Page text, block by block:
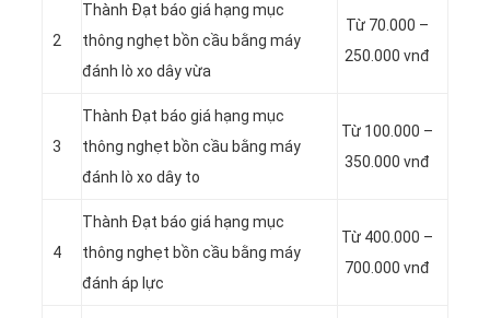
2
Thành Đạt báo giá hạng mục
thông nghẹt bồn cầu bằng máy
đánh lò xo dây vừa
Từ 70.000 –
250.000 vnđ
3
Thành Đạt báo giá hạng mục
thông nghẹt bồn cầu bằng máy
đánh lò xo dây to
Từ 100.000 –
350.000 vnđ
4
Thành Đạt báo giá hạng mục
thông nghẹt bồn cầu bằng máy
đánh áp lực
Từ 400.000 –
700.000 vnđ